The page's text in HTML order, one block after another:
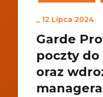
_ 12 Lipca 2024
Garde
poczty
oraz
managera